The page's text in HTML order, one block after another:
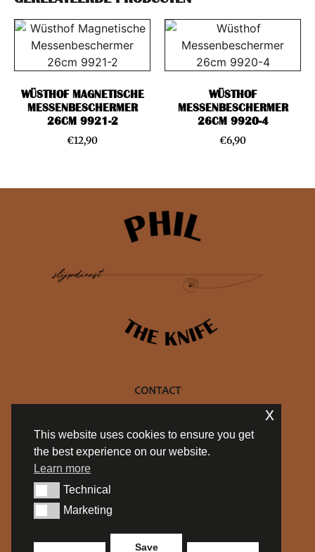
WÜSTHOF MAGNETISCHE
MESSENBESCHERMER
26CM 9921-2
€12,90
WÜSTHOF
MESSENBESCHERMER
26CM 9920-4
€6,90
CONTACT
info@philtheknife.be
BE 0754.714.537
SOCIALS
This website uses cookies to ensure you get
the best experience on our website.
Learn more
TechnicalTechnical
MarketingMarketing
Save
x